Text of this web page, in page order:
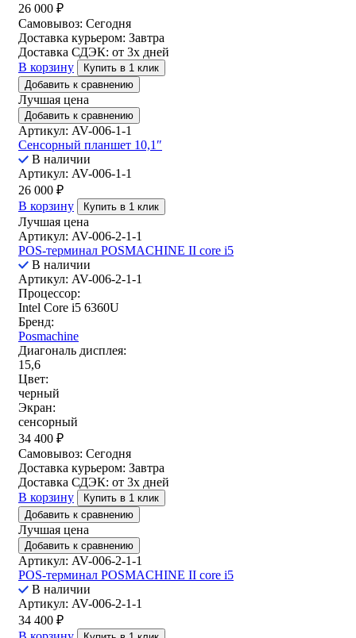
26 000 ₽
Самовывоз: Сегодня
Доставка курьером: Завтра
Доставка СДЭК: от 3х дней
В корзину
Купить в 1 клик
Добавить к сравнению
Лучшая цена
Добавить к сравнению
Артикул: AV-006-1-1
Сенсорный планшет 10,1″
В наличии
Артикул: AV-006-1-1
26 000 ₽
В корзину
Купить в 1 клик
Лучшая цена
Артикул: AV-006-2-1-1
POS-терминал POSMACHINE II core i5
В наличии
Артикул: AV-006-2-1-1
Процессор:
Intel Core i5 6360U
Бренд:
Posmachine
Диагональ дисплея:
15,6
Цвет:
черный
Экран:
сенсорный
34 400 ₽
Самовывоз: Сегодня
Доставка курьером: Завтра
Доставка СДЭК: от 3х дней
В корзину
Купить в 1 клик
Добавить к сравнению
Лучшая цена
Добавить к сравнению
Артикул: AV-006-2-1-1
POS-терминал POSMACHINE II core i5
В наличии
Артикул: AV-006-2-1-1
34 400 ₽